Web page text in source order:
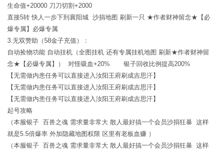
生命值+20000 刀刀切割+2000
直接5转 快人一步下到襄阳城 沙捐地图 刷新一只 ★作者财神留念★【必
爆专属】必爆专属
3.无双赞助（58金子充值）：
自动捡物功能 自动挂机（全图挂机 还有专属挂机地图 刷新★作者财神留
念★【必爆专属】） 对怪吸血+20% 银子回收比例提高200%
【无需做内患任务可以直接进入汝阳王府刷成吉思汗】
【无需做内患任务可以直接进入汝阳王府刷成吉思汗】
【无需做内患任务可以直接进入汝阳王府刷成吉思汗】
起号攻略
（本服银子 百兽之魂 需求量非常大 散人最好搞一个会员沙捐狂暴 这样
就是5.5倍爆率 外加隐藏地图权限 区里有老板血赚 ）
（本服银子 百兽之魂 需求量非常大 散人最好搞一个会员沙捐狂暴 这样